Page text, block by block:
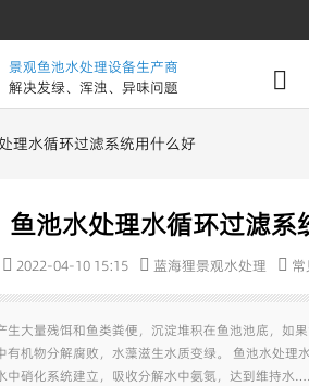
景观鱼池水处理设备生产商
解决发绿、浑浊、异味问题
理水循环过滤系统用什么好
鱼池水处理水循环过滤系
2022-04-10 15:15 蓝海狸景观水处理
生大量残饵和鱼类粪便，沉淀堆积在鱼池池底，如
有机物分解腐败，水藻滋生水质变绿。 鱼池水处理
中硝化系统建立，吸收分解水中氨氮，达到维持水